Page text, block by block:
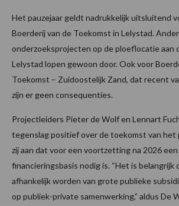
Het pauzejaar geldt nadrukkelijk uitsluitend
Boerderij van de Toekomst in Lelystad.
onderzoeksprojecten op de ploeflocatie aan
Lelystad lopen gewoon door. Ook voor
Toekomst – Zuidoostelijk Zand, dat recent
zijn er geen consequenties.
Projectleiders Pieter de Wolf en Lennart
tegenslag positief over de toekomst van het
zij aan dat voor een voortzetting na 2026
financieringsbasis nodig is. “Het is belangrijk
afhankelijk worden van grote publieke
op publiek-private samenwerking,” aldus De